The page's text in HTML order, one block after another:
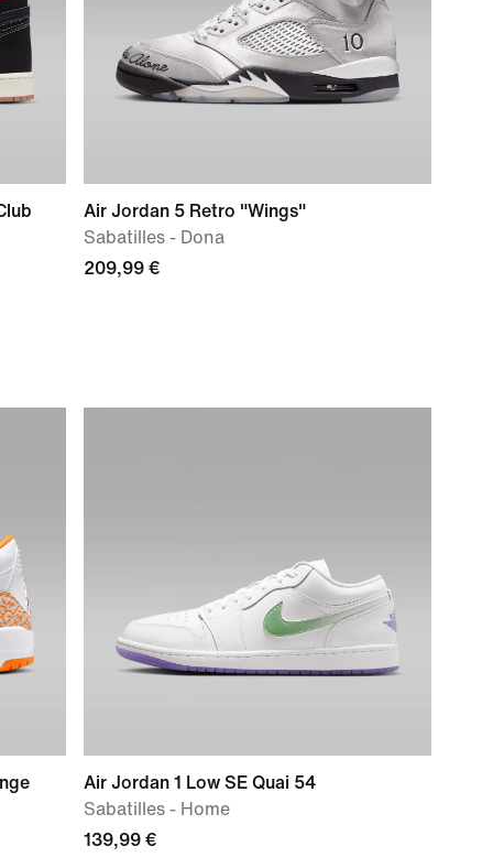
Air Jordan 5 Retro "Wings"
Sabatilles - Dona
209,99 €
Air Jordan 1 Low SE Quai 54
Sabatilles - Home
139,99 €